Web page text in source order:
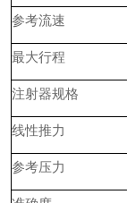
参考流速
最大行程
注射器规格
线性推力
参考压力